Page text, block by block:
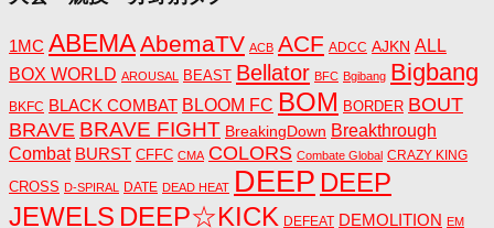
1MC ABEMA AbemaTV ACB ACF ADCC AJKN ALL
BOX WORLD AROUSAL BEAST Bellator BFC Bgibang Bigbang
BKFC BLACK COMBAT BLOOM FC BOM BORDER BOUT
BRAVE BRAVE FIGHT BreakingDown Breakthrough
Combat BURST CFFC CMA COLORS Combate Global CRAZY KING
CROSS D-SPIRAL DATE DEAD HEAT DEEP DEEP
JEWELS DEEP☆KICK DEFEAT DEMOLITION EM